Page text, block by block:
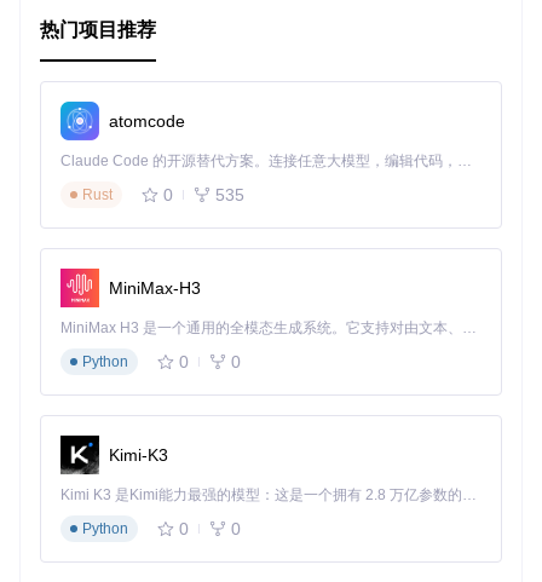
票等场景。为了提高用户体验和数据安全，建议对敏感数据进
行加密处理后再生成 QR 码，并确保在生成 QR 码时设置足够
的错误纠正级别，以便在图像部分受损时仍能正确读取。
典型生态项目
s://github.com/aferrandini/PHPQRCode.git
开发实践中，开发者可以考虑使用活跃维护的替代品，例如
hillerlan/php-qrcode，它同样提供了一个用户友好的AP
以获得更好的技术支持、更全面的功能以及与其他现代PHP框
社区反馈和项目文档进行决策，确保所选工具符合当前的技术
标准和发展趋势。
热门项目推荐
atomcode
Claude Code 的开源替代方案。连接任意大模型，编辑代码，运行命令，自动验证 — 全自动执行。用 Rust 构建，极致性能。 ｜ An open-source alternative to Claude Code. Connect any LLM, edit code, run commands, and verify changes — autonomously. Built in Rust for speed. Get Started
Rust
0 535
MiniMax-H3
MiniMax H3 是一个通用的全模态生成系统。它支持对由文本、图像、视频和音频组成的多模态上下文进行统一理解，并能生成分辨率高达 2K、时长可达 15 秒的带原生立体声音频的视频。得益于面向任务泛化的系统设计，H3 在预训练阶段就已具备广泛的多模态上下文理解与生成能力，能够出色地执行复杂的多模态指令。
Python
0 0
Kimi-K3
Kimi K3 是Kimi能力最强的模型：这是一个拥有 2.8 万亿参数的混合专家（MoE）模型，具备原生视觉理解能力，并支持 100 万 token 的上下文窗口。
Python
0 0